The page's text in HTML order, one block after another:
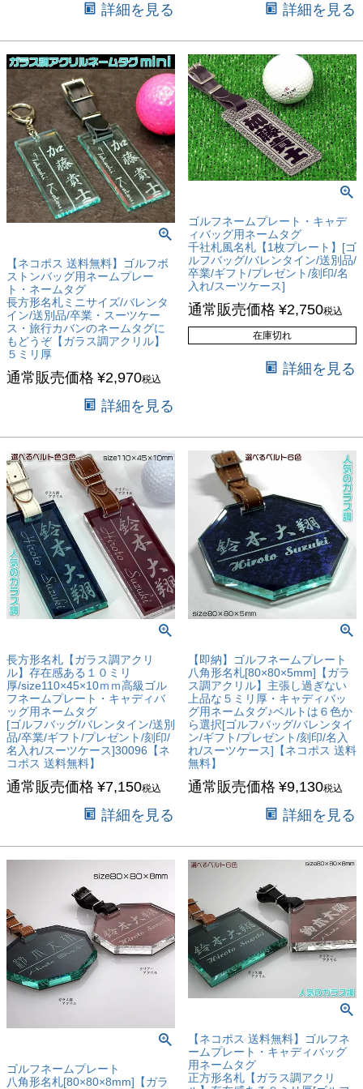
詳細を見る 詳細を見る
【ネコポス 送料無料】ゴルフボ
ストンバッグ用ネームプレー
ト・ネームタグ
長方形名札ミニサイズ/バレンタ
イン/送別品/卒業・スーツケー
ス・旅行カバンのネームタグに
もどうぞ【ガラス調アクリル】
５ミリ厚
通常販売価格 ¥2,970税込
詳細を見る
ゴルフネームプレート・キャデ
ィバッグ用ネームタグ
千社札風名札【1枚プレート】[ゴ
ルフバッグ/バレンタイン/送別品/
卒業/ギフト/プレゼント/刻印/名
入れ/スーツケース]
通常販売価格 ¥2,750税込
在庫切れ
詳細を見る
長方形名札【ガラス調アクリ
ル】存在感ある１０ミリ
厚/size110×45×10ｍｍ高級ゴル
フネームプレート・キャディバ
ッグ用ネームタグ
[ゴルフバッグ/バレンタイン/送別
品/卒業/ギフト/プレゼント/刻印/
名入れ/スーツケース]30096【ネ
コポス 送料無料】
通常販売価格 ¥7,150税込
詳細を見る
【即納】ゴルフネームプレート
八角形名札[80×80×5mm]【ガラ
ス調アクリル】主張し過ぎない
上品な５ミリ厚・キャディバッ
グ用ネームタグ♪ベルトは６色か
ら選択[ゴルフバッグ/バレンタイ
ン/ギフト/プレゼント/刻印/名入
れ/スーツケース]【ネコポス 送料
無料】
通常販売価格 ¥9,130税込
詳細を見る
ゴルフネームプレート
八角形名札[80×80×8mm]【ガラ
【ネコポス 送料無料】ゴルフネ
ームプレート・キャディバッグ
用ネームタグ
正方形名札【ガラス調アクリ